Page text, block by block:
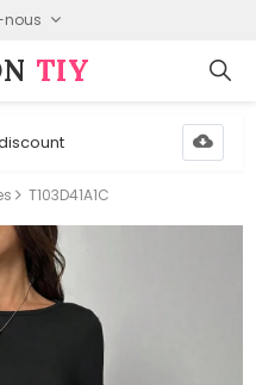
TIY
T103D41A1C